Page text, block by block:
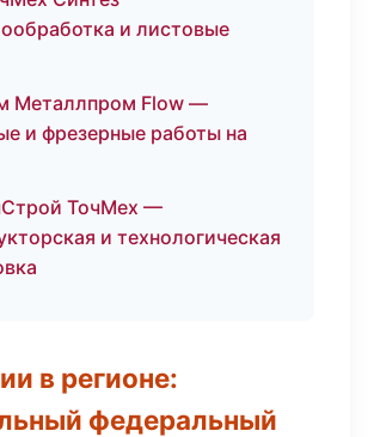
и листовые
Металлпром Flow —
и фрезерные работы на
ТочМех —
и технологическая
в регионе:
федеральный